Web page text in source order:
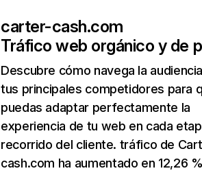
carter-cash.com
Tráfico web orgánico y de
Descubre cómo navega la
tus principales competidores para
puedas adaptar perfectamente la
experiencia de tu web en cada
recorrido del cliente. tráfico de
cash.com ha aumentado en 12,26